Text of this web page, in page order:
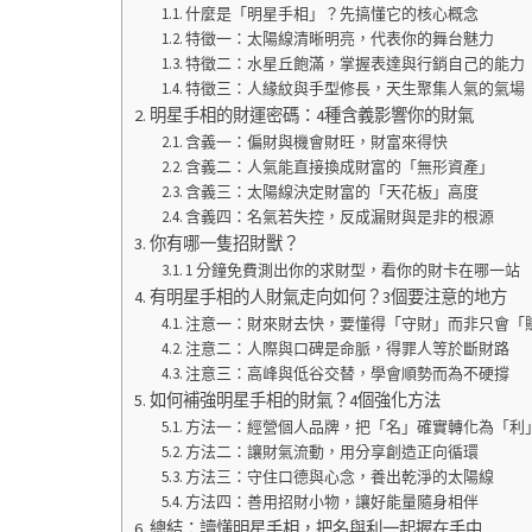
什麼是「明星手相」？先搞懂它的核心概念
特徵一：太陽線清晰明亮，代表你的舞台魅力
特徵二：水星丘飽滿，掌握表達與行銷自己的能力
特徵三：人緣紋與手型修長，天生聚集人氣的氣場
明星手相的財運密碼：4種含義影響你的財氣
含義一：偏財與機會財旺，財富來得快
含義二：人氣能直接換成財富的「無形資產」
含義三：太陽線決定財富的「天花板」高度
含義四：名氣若失控，反成漏財與是非的根源
你有哪一隻招財獸？
1 分鐘免費測出你的求財型，看你的財卡在哪一站
有明星手相的人財氣走向如何？3個要注意的地方
注意一：財來財去快，要懂得「守財」而非只會「
注意二：人際與口碑是命脈，得罪人等於斷財路
注意三：高峰與低谷交替，學會順勢而為不硬撐
如何補強明星手相的財氣？4個強化方法
方法一：經營個人品牌，把「名」確實轉化為「利」
方法二：讓財氣流動，用分享創造正向循環
方法三：守住口德與心念，養出乾淨的太陽線
方法四：善用招財小物，讓好能量隨身相伴